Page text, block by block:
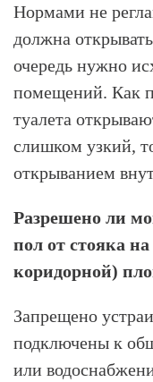
Нормами не
должна
очередь нужно
помещений. Как
туалета
слишком узкий,
открыванием
Разрешено ли
пол от стояка
коридорной)
Запрещено
подключены к
или